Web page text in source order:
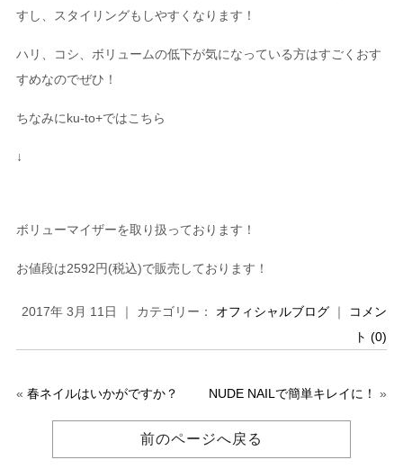
すし、スタイリングもしやすくなります！
ハリ、コシ、ボリュームの低下が気になっている方はすごくおす
すめなのでぜひ！
ちなみにku-to+ではこちら
↓
ボリューマイザーを取り扱っております！
お値段は2592円(税込)で販売しております！
2017年 3月 11日 ｜ カテゴリー： オフィシャルブログ ｜ コメン
ト (0)
« 春ネイルはいかがですか？ NUDE NAILで簡単キレイに！ »
前のページへ戻る